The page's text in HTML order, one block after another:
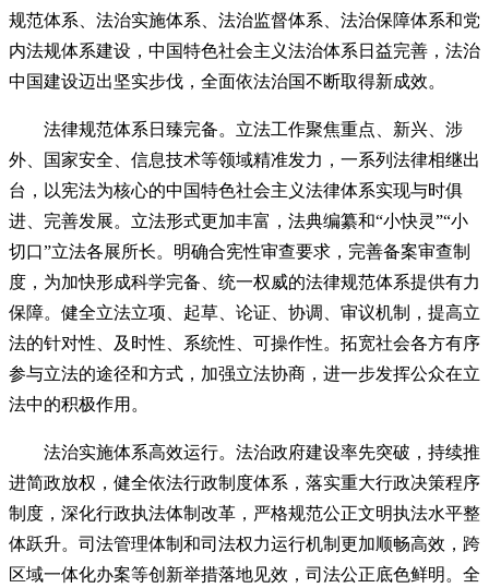
规范体系、法治实施体系、法治监督体系、法治保障体系和党
内法规体系建设，中国特色社会主义法治体系日益完善，法治
中国建设迈出坚实步伐，全面依法治国不断取得新成效。
法律规范体系日臻完备。立法工作聚焦重点、新兴、涉
外、国家安全、信息技术等领域精准发力，一系列法律相继出
台，以宪法为核心的中国特色社会主义法律体系实现与时俱
进、完善发展。立法形式更加丰富，法典编纂和“小快灵”“小
切口”立法各展所长。明确合宪性审查要求，完善备案审查制
度，为加快形成科学完备、统一权威的法律规范体系提供有力
保障。健全立法立项、起草、论证、协调、审议机制，提高立
法的针对性、及时性、系统性、可操作性。拓宽社会各方有序
参与立法的途径和方式，加强立法协商，进一步发挥公众在立
法中的积极作用。
法治实施体系高效运行。法治政府建设率先突破，持续推
进简政放权，健全依法行政制度体系，落实重大行政决策程序
制度，深化行政执法体制改革，严格规范公正文明执法水平整
体跃升。司法管理体制和司法权力运行机制更加顺畅高效，跨
区域一体化办案等创新举措落地见效，司法公正底色鲜明。全